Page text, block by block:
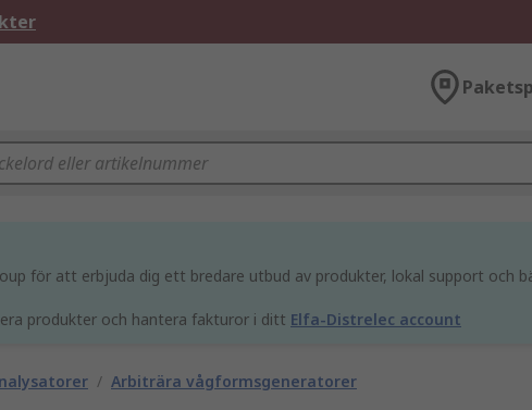
för att erbjuda dig ett bredare utbud av produkter, lokal support och
produkter och hantera fakturor i ditt Elfa-Distrelec account
/ Arbiträra vågformsgeneratorer